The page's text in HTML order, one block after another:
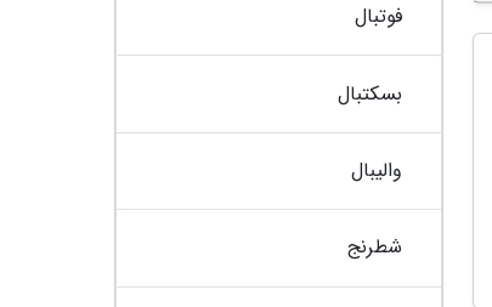
فوتبال
بسکتبال
والیبال
شطرنج